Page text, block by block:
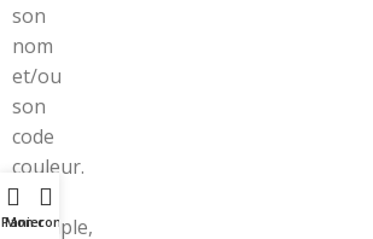
son
nom
et/ou
son
code
couleur.
Par
exemple,
Panier
Mon compte